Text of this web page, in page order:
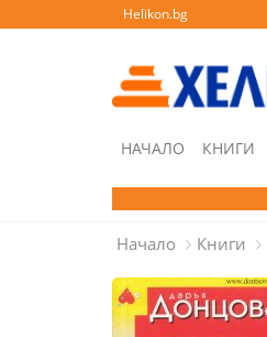
Helikon.bg
НАЧАЛО КНИГИ
Начало Книги